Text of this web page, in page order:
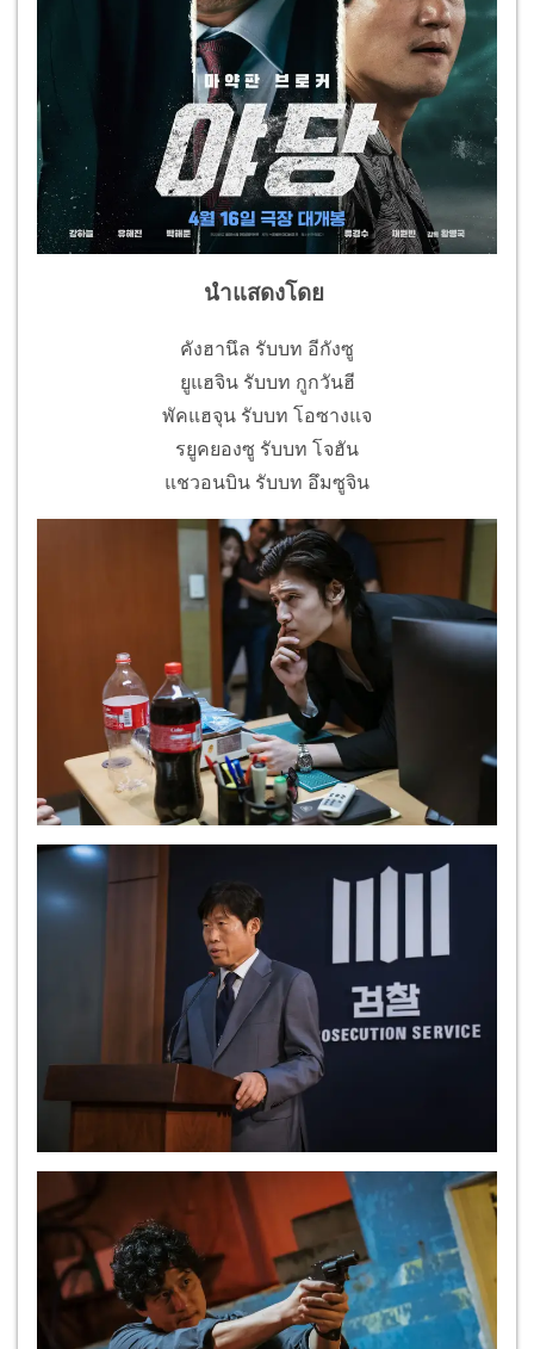
นำแสดงโดย
คังฮานึล รับบท อีกังซู
ยูแฮจิน รับบท กูกวันฮี
พัคแฮจุน รับบท โอซางแจ
รยูคยองซู รับบท โจฮัน
แชวอนบิน รับบท อึมซูจิน